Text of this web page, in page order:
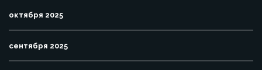
октября 2025
сентября 2025